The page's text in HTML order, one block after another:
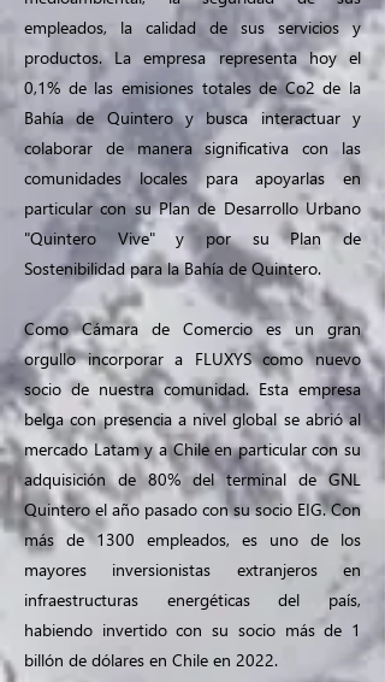
empleados, la calidad de sus servicios y
productos. La empresa representa hoy el
0,1% de las emisiones totales de Co2 de la
Bahía de Quintero y busca interactuar y
colaborar de manera significativa con las
comunidades locales para apoyarlas en
particular con su Plan de Desarrollo Urbano
"Quintero Vive" y por su Plan de
Sostenibilidad para la Bahía de Quintero.
Como Cámara de Comercio es un gran
orgullo incorporar a FLUXYS como nuevo
socio de nuestra comunidad. Esta empresa
belga con presencia a nivel global se abrió al
mercado Latam y a Chile en particular con su
adquisición de 80% del terminal de GNL
Quintero el año pasado con su socio EIG. Con
más de 1300 empleados, es uno de los
mayores inversionistas extranjeros en
infraestructuras energéticas del país,
habiendo invertido con su socio más de 1
billón de dólares en Chile en 2022.